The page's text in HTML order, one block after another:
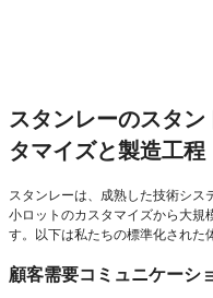
スタンレーのスタ
タマイズと製造工程
スタンレーは、成熟した技術シス
小ロットのカスタマイズから大規
す。以下は私たちの標準化された
顧客需要コミュニケーシ